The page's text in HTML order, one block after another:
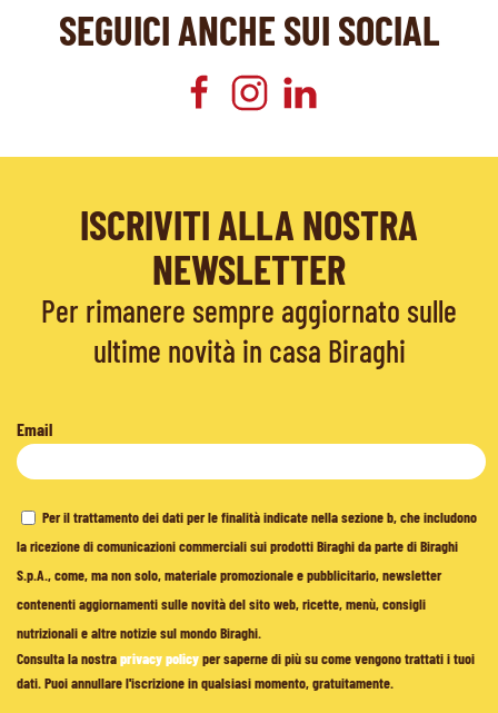
SEGUICI ANCHE SUI SOCIAL
ISCRIVITI ALLA NOSTRA
NEWSLETTER
Per rimanere sempre aggiornato sulle
ultime novità in casa Biraghi
Email
Per il trattamento dei dati per le finalità indicate nella sezione b, che includono
la ricezione di comunicazioni commerciali sui prodotti Biraghi da parte di Biraghi
S.p.A., come, ma non solo, materiale promozionale e pubblicitario, newsletter
contenenti aggiornamenti sulle novità del sito web, ricette, menù, consigli
nutrizionali e altre notizie sul mondo Biraghi.
Consulta la nostraprivacy policyper saperne di più su come vengono trattati i tuoi
dati. Puoi annullare l'iscrizione in qualsiasi momento, gratuitamente.